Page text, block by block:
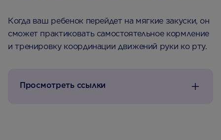
Когда ваш ребенок перейдет на мягкие закуски, он
сможет практиковать самостоятельное кормление
и тренировку координации движений руки ко рту.
Просмотреть ссылки